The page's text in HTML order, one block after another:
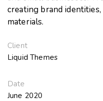
creating brand
materials.
Client
Liquid Themes
Date
June 2020